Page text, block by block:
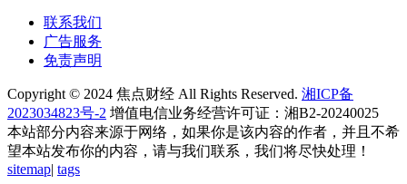
联系我们
广告服务
免责声明
Copyright © 2024 焦点财经 All Rights Reserved. 湘ICP备
2023034823号-2 增值电信业务经营许可证：湘B2-20240025
本站部分内容来源于网络，如果你是该内容的作者，并且不希
望本站发布你的内容，请与我们联系，我们将尽快处理！
sitemap| tags